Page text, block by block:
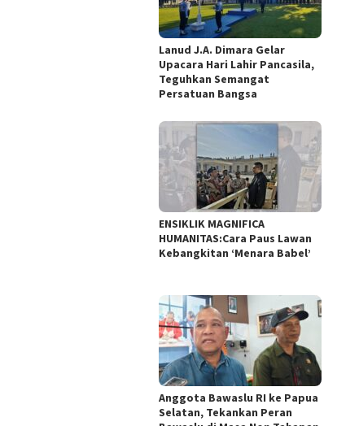
Lanud J.A. Dimara Gelar
Upacara Hari Lahir Pancasila,
Teguhkan Semangat
Persatuan Bangsa
ENSIKLIK MAGNIFICA
HUMANITAS:Cara Paus Lawan
Kebangkitan ‘Menara Babel’
Anggota Bawaslu RI ke Papua
Selatan, Tekankan Peran